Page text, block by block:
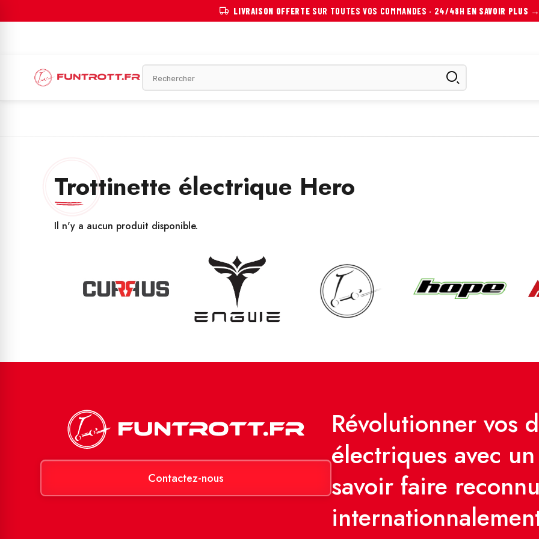
LIVRAISON OFFERTE SUR TOUTES VOS COMMANDES · 24/48H EN SAVOIR PLUS →
ÉLECTRIQUE VÉLO ÉLECTRIQUE AUTRES MOBILITÉS
Trottinette électrique Hero
Il n'y a aucun produit disponible.
Contactez-nous
Révolutionner vos
électriques avec
savoir faire